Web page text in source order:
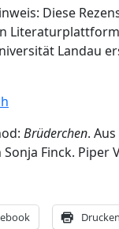
Diese
Literaturplattform
Landau
Brüderchen.
Finck. Piper
Drucken